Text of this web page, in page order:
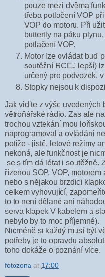
pouze mezi dvěma
třeba potlačení VOP
VOP do motoru. Při
butterfly na páku
potlačení VOP.
Motor lze ovládat buď
soutěžní RCEJ lepší)
určený pro podvozek,
Stopky nejsou k
Jak vidíte z výše uvedených
větroňářské rádio. Zas ale
trochou vztekání mou
naprogramoval a ovládání
potíže - jistě, letové režimy
nekoná, ale funkčnost je
se s tím dá létat i soutěžně.
řízenou SOP, VOP,
nebo s nějakou brzdící
celkem vyhovující,
to to není dělané ani
serva klapek V-kabelem a
nebylo by to moc příjemné).
Nicméně si každý musí být
potřeby je to opravdu
toho dokáže o poznání více.
fotozona at 17:00